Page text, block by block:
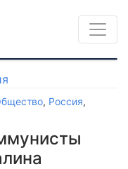
, Россия,